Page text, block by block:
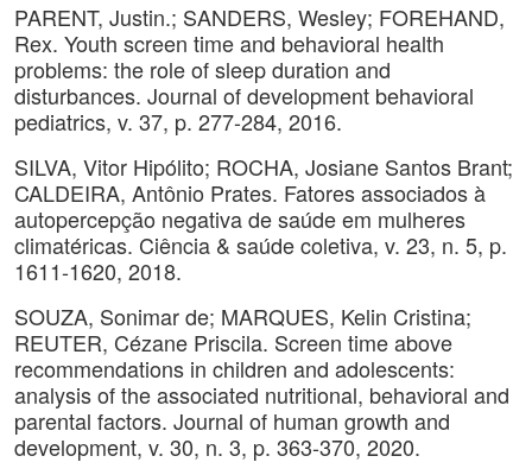
PARENT, Justin.; SANDERS, Wesley; FOREHAND,
Rex. Youth screen time and behavioral health
problems: the role of sleep duration and
disturbances. Journal of development behavioral
pediatrics, v. 37, p. 277-284, 2016.
SILVA, Vitor Hipólito; ROCHA, Josiane Santos Brant;
CALDEIRA, Antônio Prates. Fatores associados à
autopercepção negativa de saúde em mulheres
climatéricas. Ciência & saúde coletiva, v. 23, n. 5, p.
1611-1620, 2018.
SOUZA, Sonimar de; MARQUES, Kelin Cristina;
REUTER, Cézane Priscila. Screen time above
recommendations in children and adolescents:
analysis of the associated nutritional, behavioral and
parental factors. Journal of human growth and
development, v. 30, n. 3, p. 363-370, 2020.